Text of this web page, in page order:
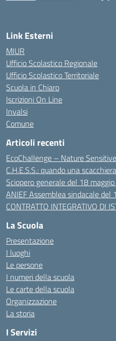
Link Esterni
MIUR
Ufficio Scolastico Regionale
Ufficio Scolastico Territoriale
Scuola in Chiaro
Iscrizioni On Line
Invalsi
Comune
Articoli recenti
EcoChallenge – Nature
C.H.E.S.S.: quando una
Sciopero generale del 18
ANIEF Assemblea sindacale del
CONTRATTO INTEGRATIVO DI
La Scuola
Presentazione
I luoghi
Le persone
I numeri della scuola
Le carte della scuola
Organizzazione
La storia
I Servizi